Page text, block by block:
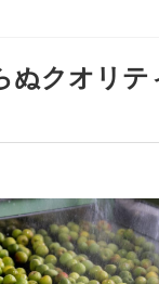
ぬクオリテ